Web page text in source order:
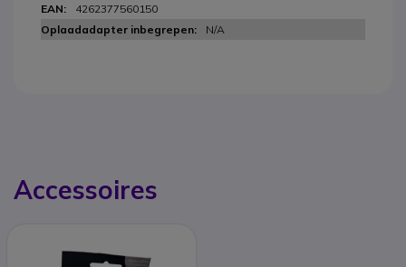
4262377560150
N/A
Accessoires